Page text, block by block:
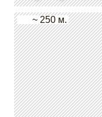
~ 250 м.